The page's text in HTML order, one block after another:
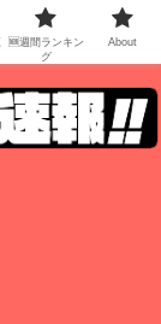
🆕週間ランキン
グ
About